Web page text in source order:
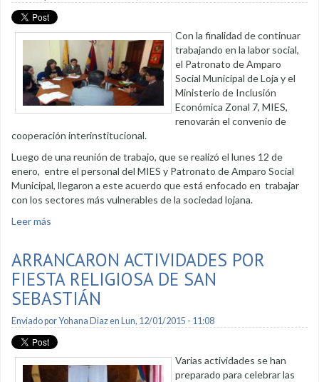
Con la finalidad de continuar
trabajando en la labor social,
el Patronato de Amparo
Social Municipal de Loja y el
Ministerio de Inclusión
Económica Zonal 7, MIES,
renovarán el convenio de
cooperación interinstitucional.
Luego de una reunión de trabajo, que se realizó el lunes 12 de
enero, entre el personal del MIES y Patronato de Amparo Social
Municipal, llegaron a este acuerdo que está enfocado en trabajar
con los sectores más vulnerables de la sociedad lojana.
Leer más
ARRANCARON ACTIVIDADES POR
FIESTA RELIGIOSA DE SAN
SEBASTIÁN
Enviado porYohana Diazen Lun, 12/01/2015 - 11:08
Varias actividades se han
preparado para celebrar las